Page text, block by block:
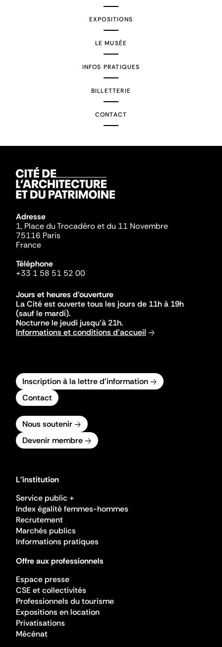
EXPOSITIONS
LE MUSÉE
INFOS PRATIQUES
BILLETTERIE
CONTACT
Adresse
1, Place du Trocadéro et du 11 Novembre
75116 Paris
France
Téléphone
+33 1 58 51 52 00
Jours et heures d'ouverture
La Cité est ouverte tous les jours de 11h à 19h
(sauf le mardi).
Nocturne le jeudi jusqu'à 21h.
Informations et conditions d'accueil
Inscription à la lettre d'information
Contact
Nous soutenir
Devenir membre
L'institution
Service public +
Index égalité femmes-hommes
Recrutement
Marchés publics
Informations pratiques
Offre aux professionnels
Espace presse
CSE et collectivités
Professionnels du tourisme
Expositions en location
Privatisations
Mécénat